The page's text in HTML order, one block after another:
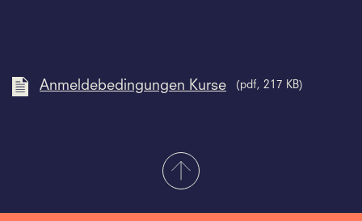
Anmeldebedingungen Kurse (pdf, 217 KB)